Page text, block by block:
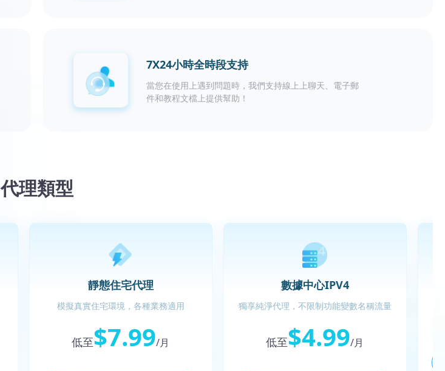
7X24小時全時段支持
當您在使用上遇到問題時，我們支持線上上聊天、電子郵
件和教程文檔上提供幫助！
代理類型
靜態住宅代理
模擬真實住宅環境，各種業務適用
低至$7.99/月
數據中心IPV4
獨享純淨代理，不限制功能變數名稱流量
低至$4.99/月